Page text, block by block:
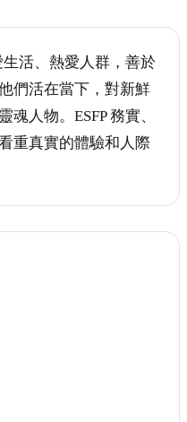
生活、熱愛人群，善於
們活在當下，對新鮮
人物。ESFP 務實、
重真實的體驗和人際